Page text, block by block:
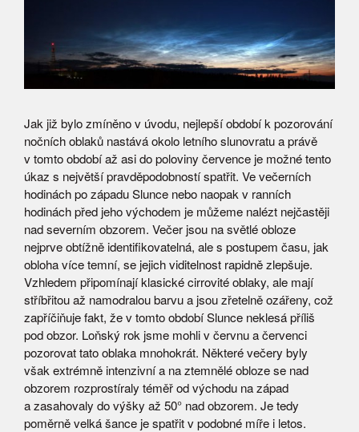
Jak již bylo zmíněno v úvodu, nejlepší období k pozorování
nočních oblaků nastává okolo letního slunovratu a právě
v tomto období až asi do poloviny července je možné tento
úkaz s největší pravděpodobností spatřit. Ve večerních
hodinách po západu Slunce nebo naopak v ranních
hodinách před jeho východem je můžeme nalézt nejčastěji
nad severním obzorem. Večer jsou na světlé obloze
nejprve obtížně identifikovatelná, ale s postupem času, jak
obloha více temní, se jejich viditelnost rapidně zlepšuje.
Vzhledem připomínají klasické cirrovité oblaky, ale mají
stříbřitou až namodralou barvu a jsou zřetelně ozářeny, což
zapříčiňuje fakt, že v tomto období Slunce neklesá příliš
pod obzor. Loňský rok jsme mohli v červnu a červenci
pozorovat tato oblaka mnohokrát. Některé večery byly
však extrémně intenzivní a na ztemnělé obloze se nad
obzorem rozprostíraly téměř od východu na západ
a zasahovaly do výšky až 50° nad obzorem. Je tedy
poměrně velká šance je spatřit v podobné míře i letos.